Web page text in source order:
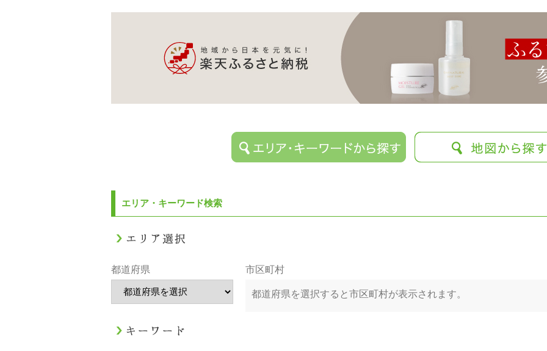
エリア・キーワード検索
都道府県 市区町村
都道府県を選択すると市区町村が表示されます。